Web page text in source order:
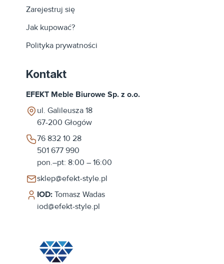
Zarejestruj się
Jak kupować?
Polityka prywatności
Kontakt
EFEKT Meble Biurowe Sp. z o.o.
ul. Galileusza 18
67-200 Głogów
76 832 10 28
501 677 990
pon.–pt: 8:00 – 16:00
sklep@efekt-style.pl
IOD: Tomasz Wadas
iod@efekt-style.pl